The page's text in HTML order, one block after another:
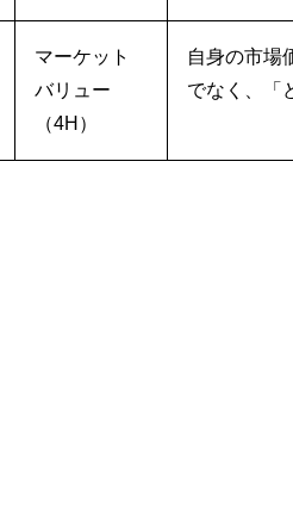
マーケット
バリュー
（4H）
自身の市場
でなく、「